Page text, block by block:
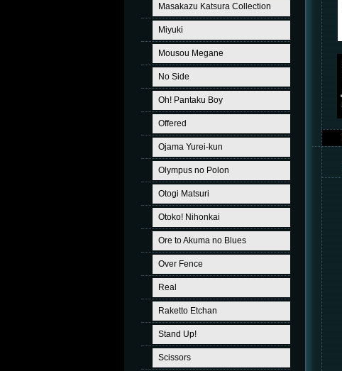
Masakazu Katsura Collection
Miyuki
Mousou Megane
No Side
Oh! Pantaku Boy
Offered
Ojama Yurei-kun
Olympus no Polon
Otogi Matsuri
Otoko! Nihonkai
Ore to Akuma no Blues
Over Fence
Real
Raketto Etchan
Stand Up!
Scissors